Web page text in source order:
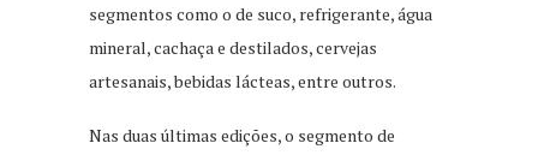
segmentos como o de suco, refrigerante, água
mineral, cachaça e destilados, cervejas
artesanais, bebidas lácteas, entre outros.
Nas duas últimas edições, o segmento de